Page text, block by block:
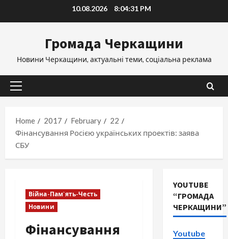
10.08.2026 8:04:32 PM
Громада Черкащини
Новини Черкащини, актуальні теми, соціальна реклама
Primary
Home
2017 February
22
Фінансування Росією українських проектів: заява
СБУ
Війна-Пам`ять-Честь
Новини
Фінансування
YOUTUBE
“ГРОМАДА
ЧЕРКАЩИНИ”
Youtube